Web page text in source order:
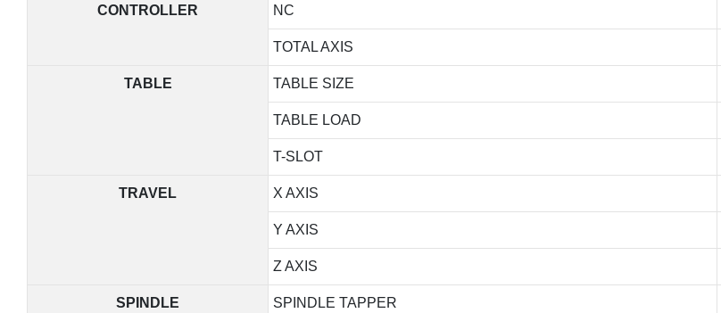
CONTROLLER NC
TOTAL AXIS
TABLE TABLE SIZE
TABLE LOAD
T-SLOT
TRAVEL X AXIS
Y AXIS
Z AXIS
SPINDLE SPINDLE TAPPER